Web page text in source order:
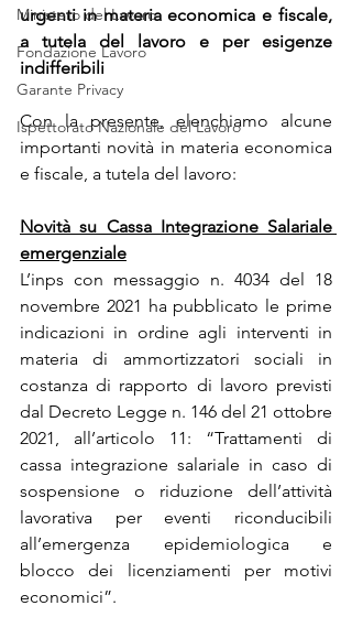
Ministero del Lavoro
Fondazione Lavoro
Garante Privacy
Ispettorato Nazionale del Lavoro
urgenti in materia economica e fiscale,
a tutela del lavoro e per esigenze
indifferibili
Con la presente, elenchiamo alcune
importanti novità in materia economica
e fiscale, a tutela del lavoro:
Novità su Cassa Integrazione Salariale
emergenziale
L’inps con messaggio n. 4034 del 18
novembre 2021 ha pubblicato le prime
indicazioni in ordine agli interventi in
materia di ammortizzatori sociali in
costanza di rapporto di lavoro previsti
dal Decreto Legge n. 146 del 21 ottobre
2021, all’articolo 11: “Trattamenti di
cassa integrazione salariale in caso di
sospensione o riduzione dell’attività
lavorativa per eventi riconducibili
all’emergenza epidemiologica e
blocco dei licenziamenti per motivi
economici”.